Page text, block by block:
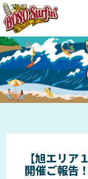
【旭エリア
開催ご報告！